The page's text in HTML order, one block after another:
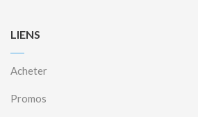
LIENS
Acheter
Promos